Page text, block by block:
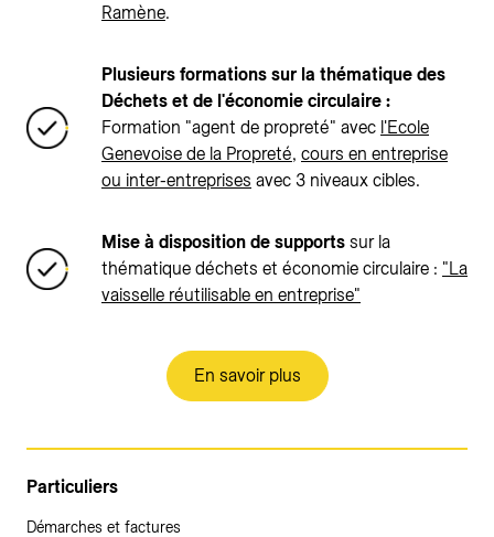
Ramène.
Plusieurs formations sur la thématique des
Déchets et de l'économie circulaire :
Formation "agent de propreté" avec l'Ecole
Genevoise de la Propreté, cours en entreprise
ou inter-entreprises avec 3 niveaux cibles.
Mise à disposition de supports sur la
thématique déchets et économie circulaire : "La
vaisselle réutilisable en entreprise"
En savoir plus
Particuliers
Démarches et factures